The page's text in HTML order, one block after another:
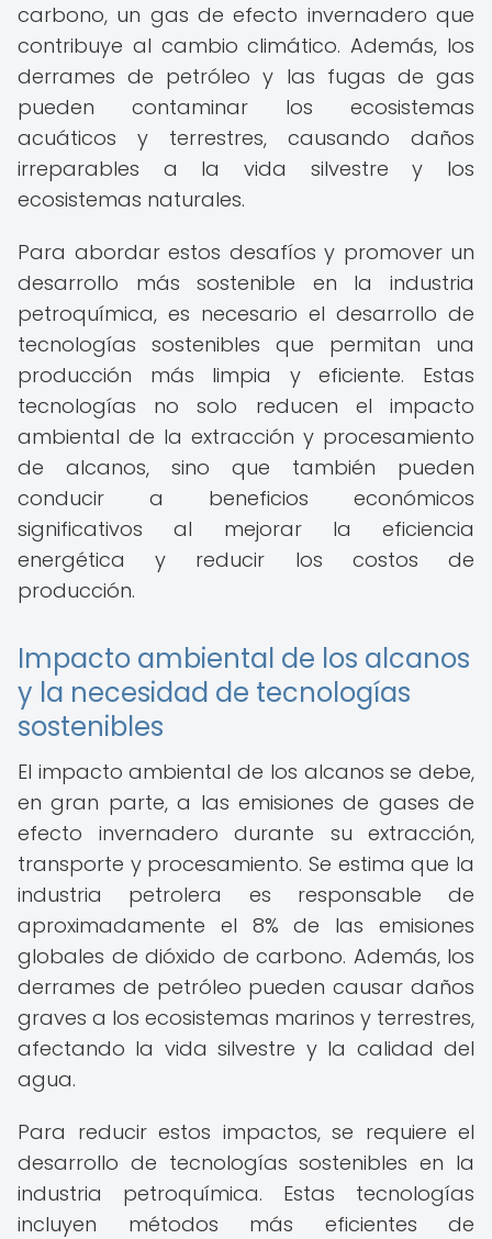
carbono, un gas de efecto invernadero que
contribuye al cambio climático. Además, los
derrames de petróleo y las fugas de gas
pueden contaminar los ecosistemas
acuáticos y terrestres, causando daños
irreparables a la vida silvestre y los
ecosistemas naturales.
Para abordar estos desafíos y promover un
desarrollo más sostenible en la industria
petroquímica, es necesario el desarrollo de
tecnologías sostenibles que permitan una
producción más limpia y eficiente. Estas
tecnologías no solo reducen el impacto
ambiental de la extracción y procesamiento
de alcanos, sino que también pueden
conducir a beneficios económicos
significativos al mejorar la eficiencia
energética y reducir los costos de
producción.
Impacto ambiental de los alcanos
y la necesidad de tecnologías
sostenibles
El impacto ambiental de los alcanos se debe,
en gran parte, a las emisiones de gases de
efecto invernadero durante su extracción,
transporte y procesamiento. Se estima que la
industria petrolera es responsable de
aproximadamente el 8% de las emisiones
globales de dióxido de carbono. Además, los
derrames de petróleo pueden causar daños
graves a los ecosistemas marinos y terrestres,
afectando la vida silvestre y la calidad del
agua.
Para reducir estos impactos, se requiere el
desarrollo de tecnologías sostenibles en la
industria petroquímica. Estas tecnologías
incluyen métodos más eficientes de